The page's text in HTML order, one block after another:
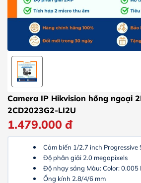
Camera IP Hikvision hồng ngoại
2CD2023G2-LI2U
1.479.000 đ
Cảm biến 1/2.7 inch Progressive
Độ phân giải 2.0 megapixels
Độ nhạy sáng Màu: Color: 0.005
Ống kính 2.8/4/6 mm